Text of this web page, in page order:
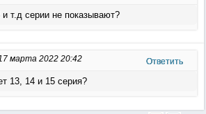
т.д серии не показывают?
марта 2022 20:42 Ответить
13, 14 и 15 серия?